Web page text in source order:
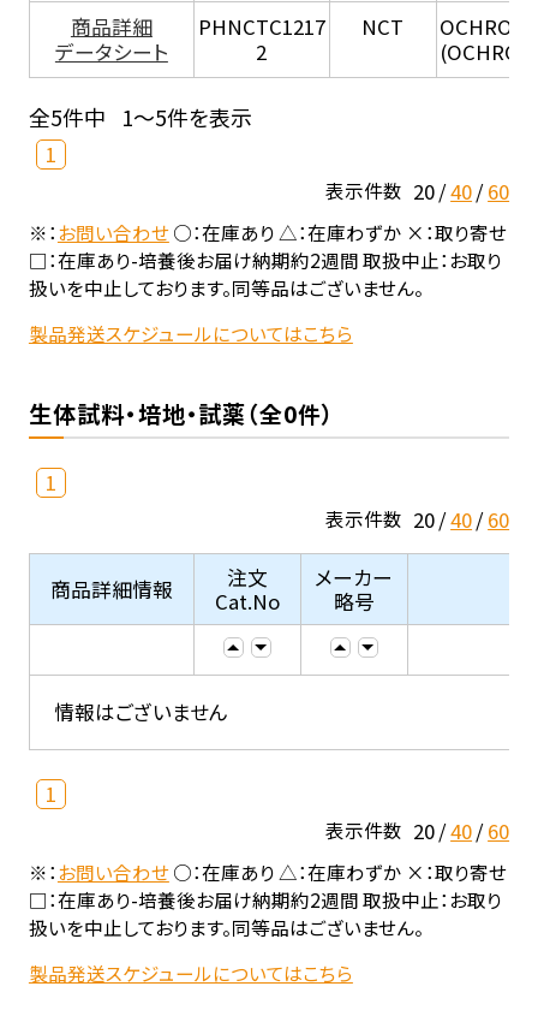
商品詳細
データシート
PHNCTC1217
2
NCT
全5件中 1～5件を表示
1
表示件数 20 40 60
※：お問い合わせ○：在庫あり △：在庫わずか ×：取り寄せ
□：在庫あり-培養後お届け納期約2週間 取扱中止：お取り
扱いを中止しております。同等品はございません。
製品発送スケジュールについてはこちら
生体試料・培地・試薬（全0件）
1
表示件数 20 40 60
商品詳細情報
注文
Cat.No
メーカー
略号
情報はございません
1
表示件数 20 40 60
※：お問い合わせ○：在庫あり △：在庫わずか ×：取り寄せ
□：在庫あり-培養後お届け納期約2週間 取扱中止：お取り
扱いを中止しております。同等品はございません。
製品発送スケジュールについてはこちら